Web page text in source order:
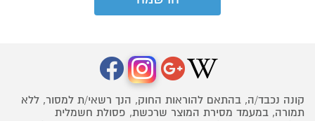
קונה נכבד/ה, בהתאם להוראות החוק, הנך רשאי/ת למסור, ללא
תמורה, במעמד מסירת המוצר שרכשת, פסולת חשמלית